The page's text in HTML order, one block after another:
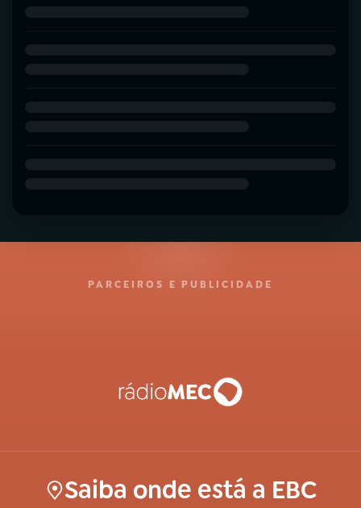
PARCEIROS E PUBLICIDADE
Saiba onde está a EBC